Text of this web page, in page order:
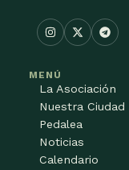
MENÚ
La Asociación
Nuestra Ciudad
Pedalea
Noticias
Calendario